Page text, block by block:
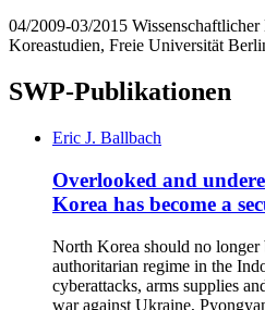
04/2009-03/2015
Koreastudien, Freie Universität
SWP-Publikationen
Eric J. Ballbach
Overlooked and
Korea has become a
North Korea should no longer
authoritarian regime in the
cyberattacks, arms supplies
war against Ukraine,